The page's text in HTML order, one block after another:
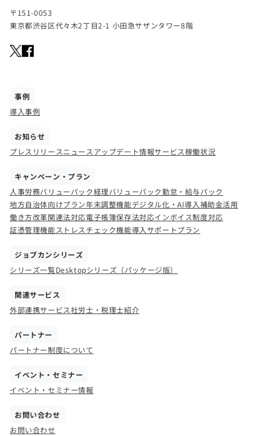
〒151-0053
東京都渋谷区代々木2丁目2-1 小田急サザンタワー8階
事例
導入事例
お知らせ
プレスリリースニュース アップデート情報サービス稼働状況
キャンペーン・プラン
人事労務バリューパック経理バリューパック勤怠・給与パック
地方自治体向けプラン年末調整機能デジタル化・AI導入補助金活用
働き方改革関連法対応電子帳簿保存法対応インボイス制度対応
証憑管理機能ストレスチェック機能導入サポートプラン
ジョブカンシリーズ
シリーズ一覧Desktopシリーズ（パッケージ版）
関連サービス
外部連携サービス社労士・税理士紹介
パートナー
パートナー制度について
イベント・セミナー
イベント・セミナー情報
お問い合わせ
お問い合わせ